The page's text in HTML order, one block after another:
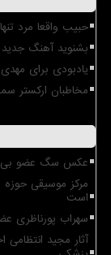
حبیب واقعا مرد
بشنوید آهنگ
یادبودی برای
مخاطبان ارکستر
عکس سگ عضو بی
مرکز موسیقی
است
سهراب پورناظری
آثار مجید